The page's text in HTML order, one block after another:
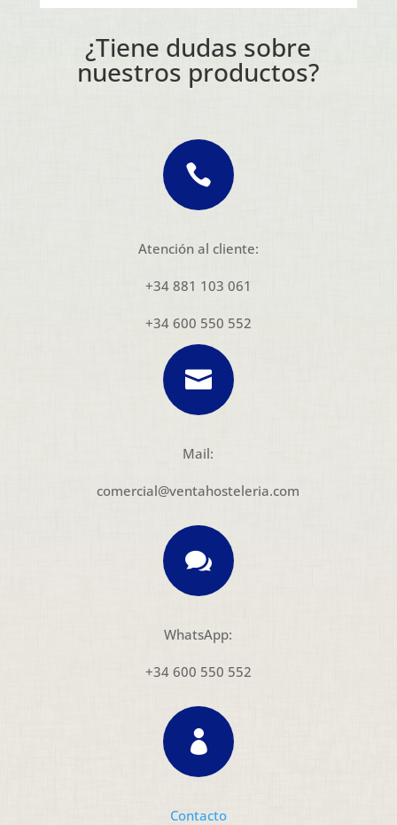
¿Tiene dudas sobre
nuestros productos?

Atención al cliente:
+34 881 103 061
+34 600 550 552

Mail:
comercial@ventahosteleria.com

WhatsApp:
+34 600 550 552

Contacto